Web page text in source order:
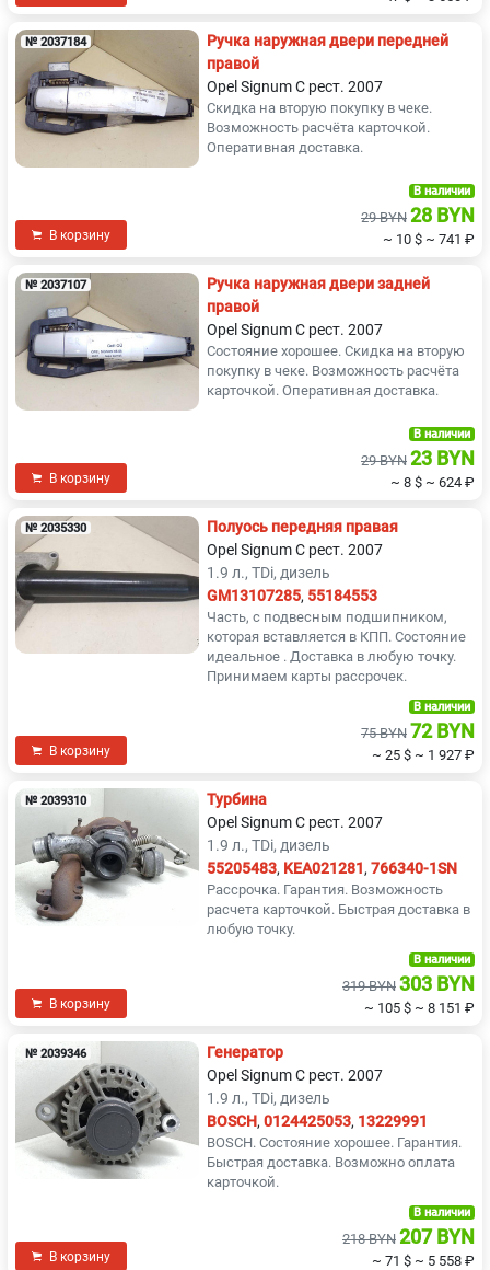
№ 2037184
Ручка наружная двери передней
правой
Opel Signum C рест. 2007
Скидка на вторую покупку в чеке.
Возможность расчёта карточкой.
Оперативная доставка.
В корзину
В наличии
29 BYN 28 BYN
~ 10 $ ~ 741 ₽
№ 2037107
Ручка наружная двери задней
правой
Opel Signum C рест. 2007
Состояние хорошее. Скидка на вторую
покупку в чеке. Возможность расчёта
карточкой. Оперативная доставка.
В корзину
В наличии
29 BYN 23 BYN
~ 8 $ ~ 624 ₽
№ 2035330
Полуось передняя правая
Opel Signum C рест. 2007
1.9 л., TDi, дизель
GM13107285, 55184553
Часть, с подвесным подшипником,
которая вставляется в КПП. Состояние
идеальное . Доставка в любую точку.
Принимаем карты рассрочек.
В корзину
В наличии
75 BYN 72 BYN
~ 25 $ ~ 1 927 ₽
№ 2039310
Турбина
Opel Signum C рест. 2007
1.9 л., TDi, дизель
55205483, KEA021281, 766340-1SN
Рассрочка. Гарантия. Возможность
расчета карточкой. Быстрая доставка в
любую точку.
В корзину
В наличии
319 BYN 303 BYN
~ 105 $ ~ 8 151 ₽
№ 2039346
Генератор
Opel Signum C рест. 2007
1.9 л., TDi, дизель
BOSCH, 0124425053, 13229991
BOSCH. Состояние хорошее. Гарантия.
Быстрая доставка. Возможно оплата
карточкой.
В корзину
В наличии
218 BYN 207 BYN
~ 71 $ ~ 5 558 ₽